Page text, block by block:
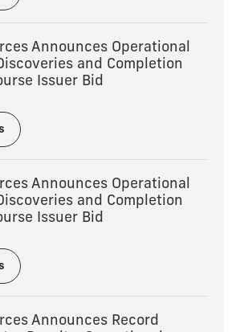
Announces Operational
and Completion
Issuer Bid
Announces Operational
and Completion
Issuer Bid
Announces Record